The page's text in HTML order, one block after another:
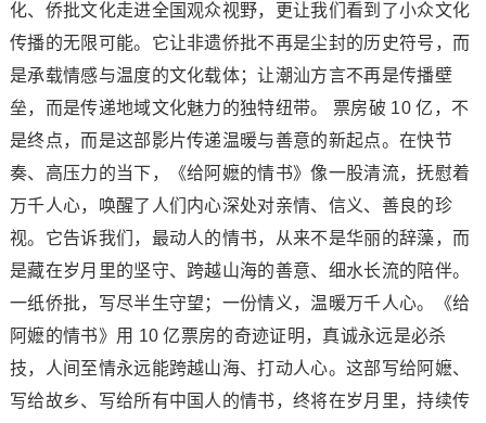
化、侨批文化走进全国观众视野，更让我们看到了小众文化
传播的无限可能。它让非遗侨批不再是尘封的历史符号，而
是承载情感与温度的文化载体；让潮汕方言不再是传播壁
垒，而是传递地域文化魅力的独特纽带。 票房破 10 亿，不
是终点，而是这部影片传递温暖与善意的新起点。在快节
奏、高压力的当下，《给阿嬷的情书》像一股清流，抚慰着
万千人心，唤醒了人们内心深处对亲情、信义、善良的珍
视。它告诉我们，最动人的情书，从来不是华丽的辞藻，而
是藏在岁月里的坚守、跨越山海的善意、细水长流的陪伴。
一纸侨批，写尽半生守望；一份情义，温暖万千人心。《给
阿嬷的情书》用 10 亿票房的奇迹证明，真诚永远是必杀
技，人间至情永远能跨越山海、打动人心。这部写给阿嬷、
写给故乡、写给所有中国人的情书，终将在岁月里，持续传